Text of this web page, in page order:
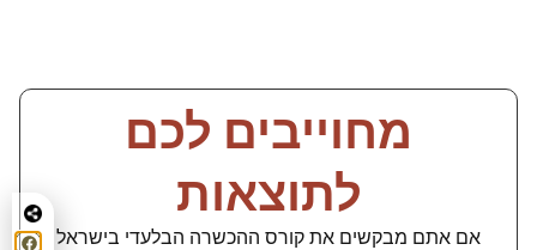
מחוייבים לכם
לתוצאות
אם אתם מבקשים את קורס ההכשרה הבלעדי בישראל